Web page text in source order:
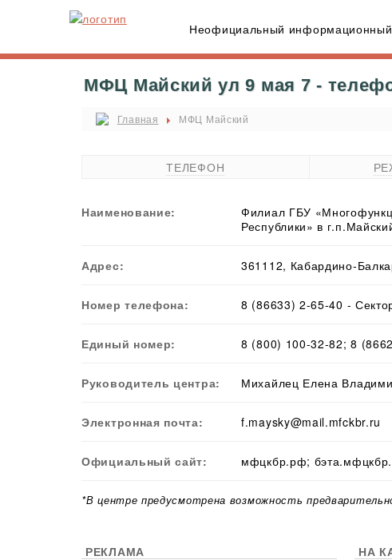
Неофициальный
МФЦ Майский ул 9 мая 7 -
Главная МФЦ Майский
ТЕЛЕФОН
Наименование:
Филиал ГБУ
Республики» в
Адрес: 361112, Кабардино-
Номер телефона: 8 (86633) 2-65-40 -
Единый номер: 8 (800) 100-32-82; 8
Руководитель центра: Михайлец Елена
Электронная почта: f.maysky@mail.mfckbr.ru
Официальный сайт: мфцкбр.рф;
*В центре предусмотрена возможность
РЕКЛАМА НА